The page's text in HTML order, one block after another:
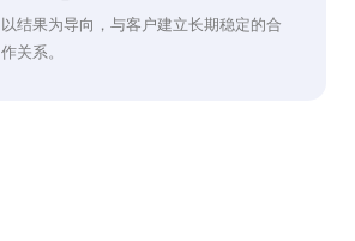
以结果为导向，与客户建立长期稳定的合
作关系。